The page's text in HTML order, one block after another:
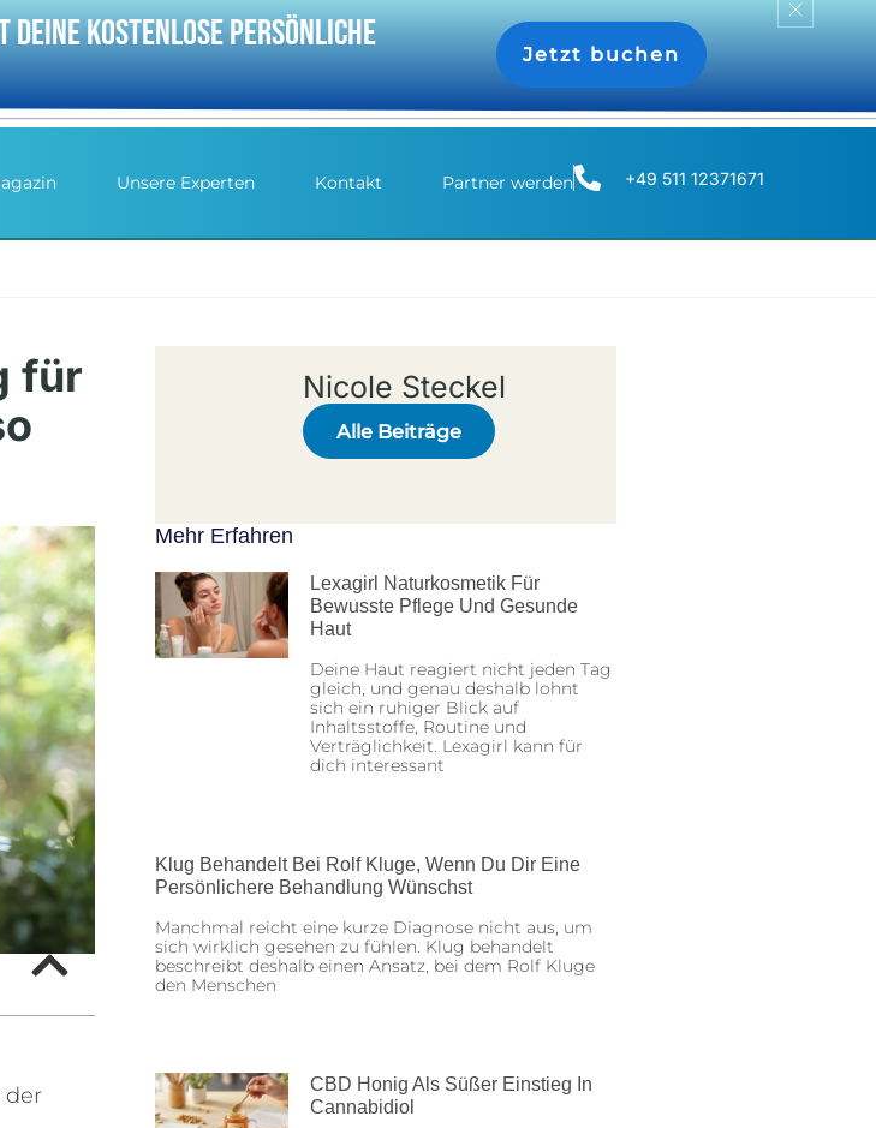
Unsere Experten Kontakt Partner werden +49 511 12371671
für
der
Nicole Steckel
Alle Beiträge
Mehr Erfahren
Lexagirl Naturkosmetik Für
Bewusste Pflege Und Gesunde
Haut
Deine Haut reagiert nicht jeden Tag
gleich, und genau deshalb lohnt
sich ein ruhiger Blick auf
Inhaltsstoffe, Routine und
Verträglichkeit. Lexagirl kann für
dich interessant
Klug Behandelt Bei Rolf Kluge, Wenn Du Dir Eine
Persönlichere Behandlung Wünschst
Manchmal reicht eine kurze Diagnose nicht aus, um
sich wirklich gesehen zu fühlen. Klug behandelt
beschreibt deshalb einen Ansatz, bei dem Rolf Kluge
den Menschen
CBD Honig Als Süßer Einstieg In
Cannabidiol
Kostenlose persönliche
Jetzt buchen